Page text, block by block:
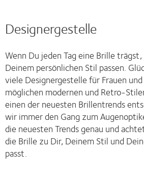
Designergestelle
Wenn Du jeden Tag eine Brille
Deinem persönlichen Stil passen.
viele Designergestelle für Frauen
möglichen modernen und Retro-
einen der neuesten Brillentrends
wir immer den Gang zum
die neuesten Trends genau und
die Brille zu Dir, Deinem Stil und
passt.